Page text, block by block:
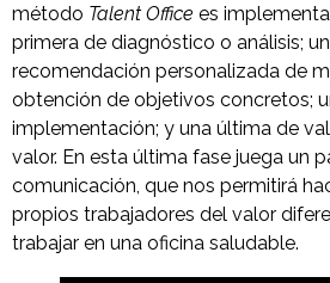
método Talent Office es
primera de diagnóstico o análisis;
recomendación personalizada de
obtención de objetivos concretos;
implementación; y una última de
valor. En esta última fase juega un
comunicación, que nos permitirá
propios trabajadores del valor
trabajar en una oficina saludable.